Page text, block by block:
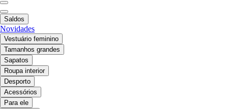
Saldos
Novidades
Vestuário feminino
Tamanhos grandes
Sapatos
Roupa interior
Desporto
Acessórios
Para ele